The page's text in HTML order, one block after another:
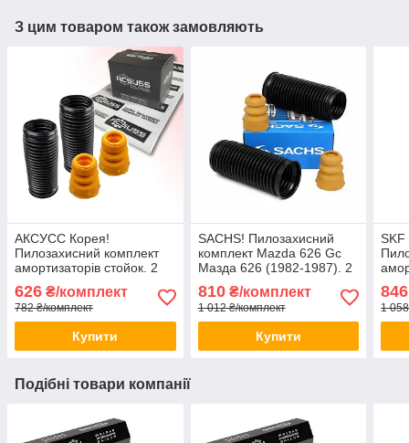
З цим товаром також замовляють
АКСУСС Корея!
Пилозахисний комплект
амортизаторів стойок. 2
626 ₴/комплект
782 ₴/комплект
Купити
SACHS! Пилозахисний
комплект Mazda 626 Gc
Мазда 626 (1982-1987). 2
Заднього амортизатора
стійки
810₴/комплект
1 012 ₴/комплект
Купити
SKF
846
1
Подібні товари компанії